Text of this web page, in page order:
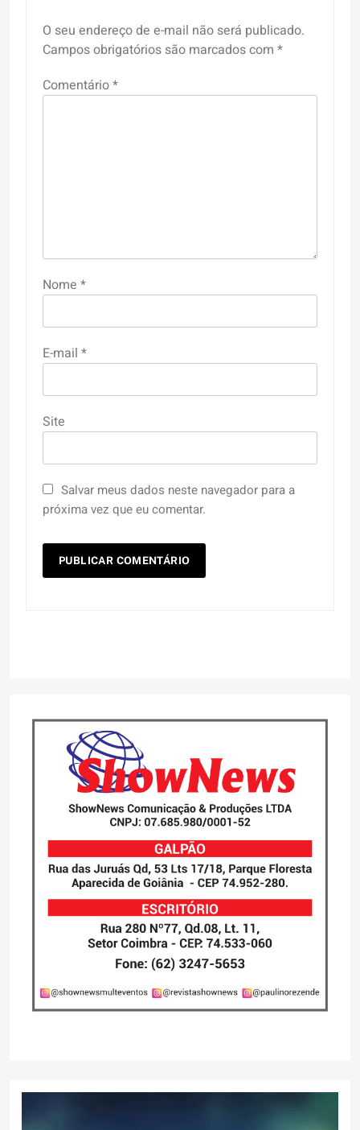
O seu endereço de e-mail não será publicado.
Campos obrigatórios são marcados com *
Comentário*
Nome *
E-mail *
Site
Salvar meus dados neste navegador para a
próxima vez que eu comentar.